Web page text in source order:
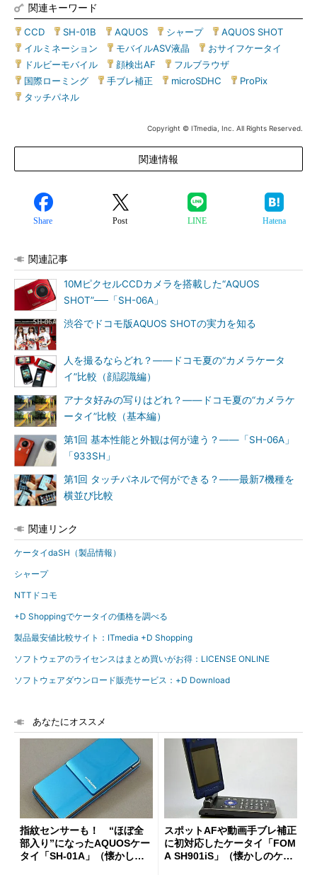
関連キーワード
CCD SH-01B AQUOS シャープ| AQUOS SHOT
イルミネーション
モバイルASV液晶 おサイフケータイ
ドルビーモバイル
顔検出AF フルブラウザ
国際ローミング
手ブレ補正 microSDHC ProPix
タッチパネル
Copyright © ITmedia, Inc. All Rights Reserved.
関連情報
Share Post LINE Hatena
関連記事
10MピクセルCCDカメラを搭載した“AQUOS
SHOT”──「SH-06A」
渋谷でドコモ版AQUOS SHOTの実力を知る
人を撮るならどれ？――ドコモ夏の“カメラケータ
イ”比較（顔認識編）
アナタ好みの写りはどれ？――ドコモ夏の“カメラケ
ータイ”比較（基本編）
第1回 基本性能と外観は何が違う？――「SH-06A」
「933SH」
第1回 タッチパネルで何ができる？――最新7機種を
横並び比較
関連リンク
ケータイdaSH（製品情報）
シャープ
NTTドコモ
+D Shoppingでケータイの価格を調べる
製品最安値比較サイト：ITmedia +D Shopping
ソフトウェアのライセンスはまとめ買いがお得：LICENSE ONLINE
ソフトウェアダウンロード販売サービス：+D Download
あなたにオススメ
指紋センサーも！ “ほぼ全
部入り”になったAQUOSケー
タイ「SH-01A」（懐かしの
スポットAFや動画手ブレ補正
に初対応したケータイ「FOM
A SH901iS」（懐かしのケー